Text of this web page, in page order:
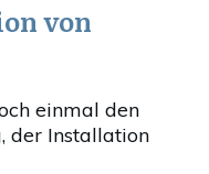
von
einmal den
der Installation